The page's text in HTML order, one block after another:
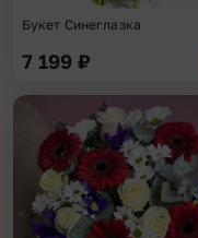
Букет Синеглазка
7 199 ₽